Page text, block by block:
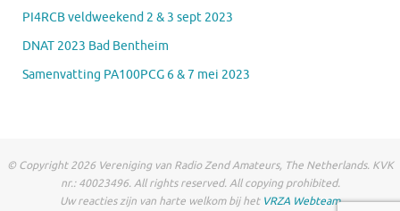
PI4RCB veldweekend 2 & 3 sept 2023
DNAT 2023 Bad Bentheim
Samenvatting PA100PCG 6 & 7 mei 2023
© Copyright 2026 Vereniging van Radio Zend Amateurs, The Netherlands. KVK
nr.: 40023496. All rights reserved. All copying prohibited.
Uw reacties zijn van harte welkom bij het VRZA Webteam